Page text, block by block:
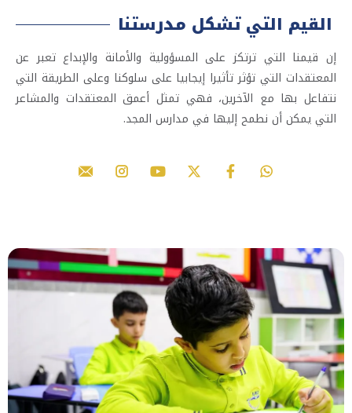
القيم التي تشكل مدرستنا​
إن قيمنا التي ترتكز على المسؤولية والأمانة والإبداع تعبر عن
المعتقدات التي تؤثر تأثيرا إيجابيا على سلوكنا وعلى الطريقة التي
نتفاعل بها مع الآخرين، فهي تمثل أعمق المعتقدات والمشاعر
التي يمكن أن نطمح إليها في مدارس المجد.
رياض أطفال
وقد اهتمت المدارس بهذا القسم اهتماما بالغًا لأنه اللبنات
الأولى في التعليم ولذا حرصت على توفير نخبة من
المعلمات المبدعات في تربية وتعليم الأطفال ليكونوا ثمارًا
يانعة في المستقبل بحول الله .